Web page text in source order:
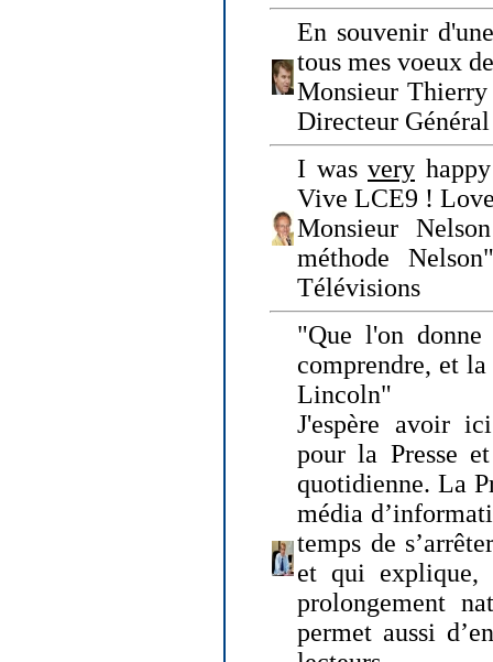
En souvenir
tous mes voeux
Monsieur
Directeur
I was very
Vive LCE9 !
Monsieur
méthode
Télévisions
"Que l'on
comprendre, et
Lincoln"
J'espère avoir
pour la Presse
quotidienne. La
média
temps de
et qui explique,
prolongement
permet aussi